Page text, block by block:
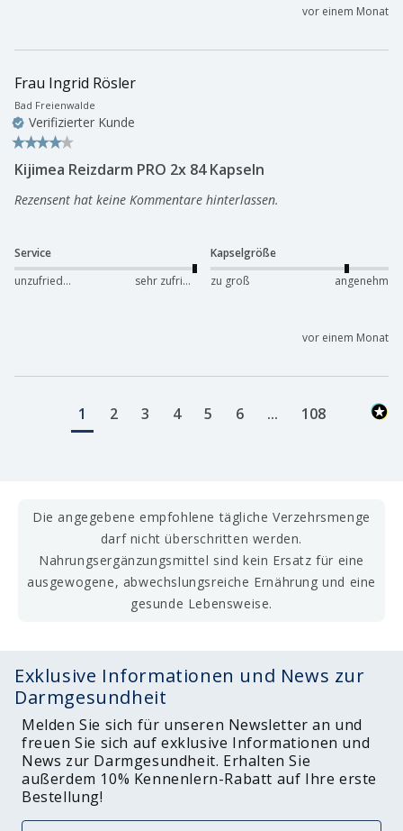
vor einem Monat
Verifizierter Kunde
Frau Ingrid Rösler
Bad Freienwalde
Kijimea Reizdarm PRO 2x 84 Kapseln
Rezensent hat keine Kommentare hinterlassen.
Service
unzufrieden
sehr zufrieden
Kapselgröße
zu groß
angenehm
vor einem Monat
1 2 3 4 5 6 ... 108
Die angegebene empfohlene tägliche Verzehrsmenge
darf nicht überschritten werden.
Nahrungsergänzungsmittel sind kein Ersatz für eine
ausgewogene, abwechslungsreiche Ernährung und eine
gesunde Lebensweise.
Exklusive Informationen und News zur
Darmgesundheit
Melden Sie sich für unseren Newsletter an und
freuen Sie sich auf exklusive Informationen und
News zur Darmgesundheit. Erhalten Sie
außerdem 10% Kennenlern-Rabatt auf Ihre erste
Bestellung!
Email